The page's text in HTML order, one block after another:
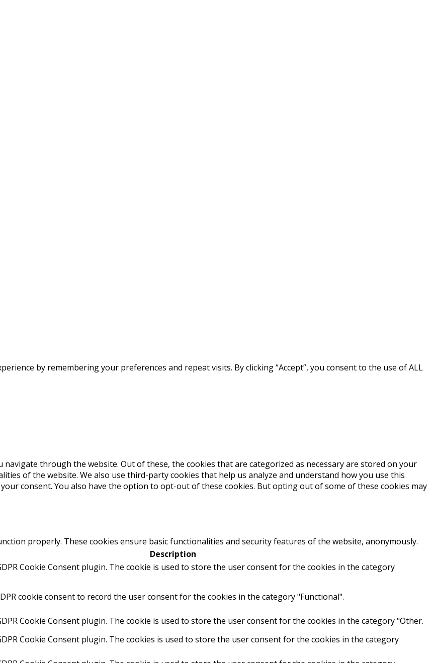
by remembering your preferences and repeat visits. By clicking “Accept”, you consent to the use of ALL
through the website. Out of these, the cookies that are categorized as necessary are stored on your
of the website. We also use third-party cookies that help us analyze and understand how you use this
consent. You also have the option to opt-out of these cookies. But opting out of some of these cookies may
properly. These cookies ensure basic functionalities and security features of the website, anonymously.
Description
Cookie Consent plugin. The cookie is used to store the user consent for the cookies in the category
cookie consent to record the user consent for the cookies in the category "Functional".
Cookie Consent plugin. The cookie is used to store the user consent for the cookies in the category "Other.
Cookie Consent plugin. The cookies is used to store the user consent for the cookies in the category